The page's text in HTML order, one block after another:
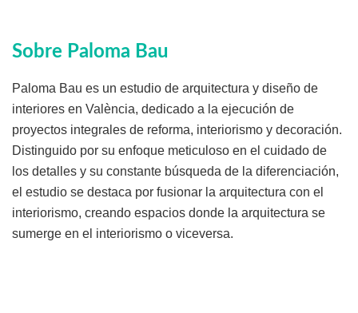
Sobre Paloma Bau
Paloma Bau es un estudio de arquitectura y diseño de
interiores en València, dedicado a la ejecución de
proyectos integrales de reforma, interiorismo y decoración.
Distinguido por su enfoque meticuloso en el cuidado de
los detalles y su constante búsqueda de la diferenciación,
el estudio se destaca por fusionar la arquitectura con el
interiorismo, creando espacios donde la arquitectura se
sumerge en el interiorismo o viceversa.